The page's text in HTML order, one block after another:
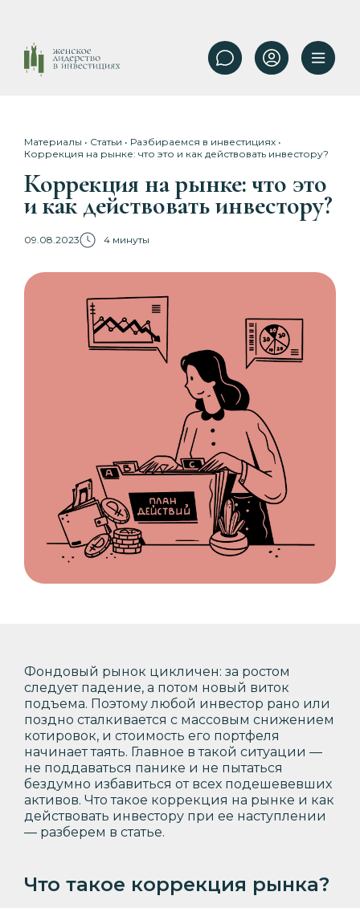
Материалы • Статьи • Разбираемся в инвестициях •
Коррекция на рынке: что это и как действовать инвестору?
Коррекция на рынке: что это
и как действовать инвестору?
09.08.2023 4 минуты
Фондовый рынок цикличен: за ростом
следует падение, а потом новый виток
подъема. Поэтому любой инвестор рано или
поздно сталкивается с массовым снижением
котировок, и стоимость его портфеля
начинает таять. Главное в такой ситуации —
не поддаваться панике и не пытаться
бездумно избавиться от всех подешевевших
активов. Что такое коррекция на рынке и как
действовать инвестору при ее наступлении
— разберем в статье.
Что такое коррекция рынка?